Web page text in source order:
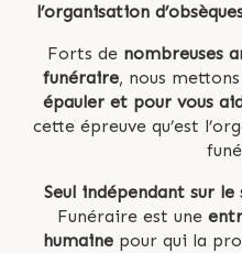
l’organisation
Forts de nombreuses
funéraire, nous
épauler et pour vous
cette épreuve qu’est
Seul indépendant sur
Funéraire est une
humaine pour qui la